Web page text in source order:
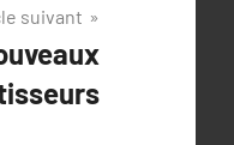
suivant